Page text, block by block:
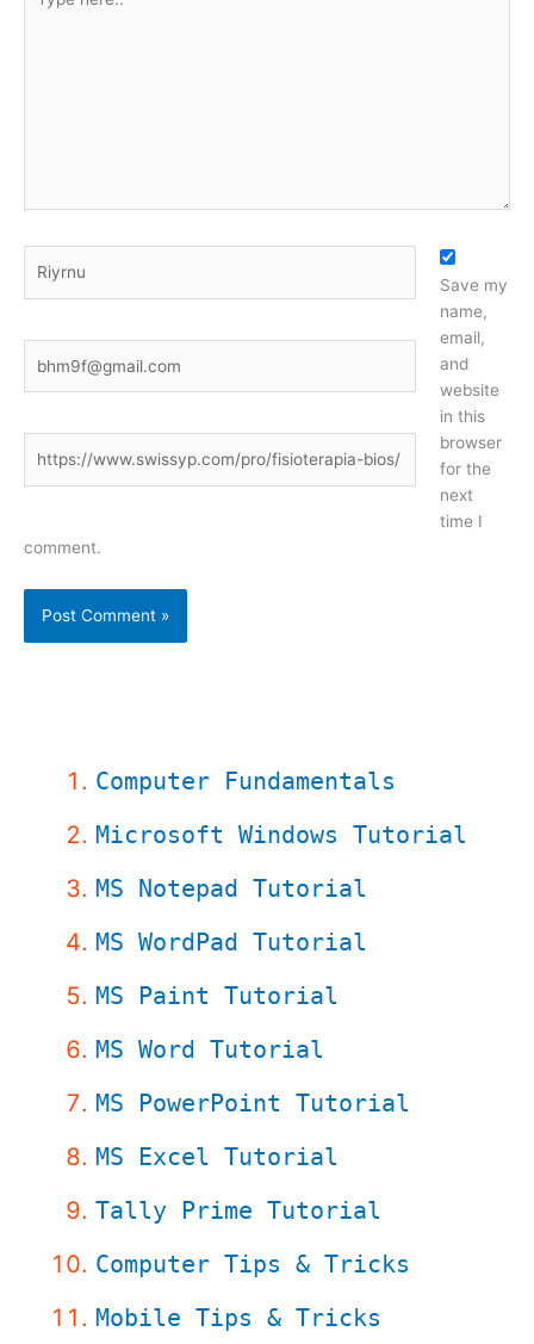
here..
Save my
name,
email,
and
website
in this
browser
for the
next
time I
comment.
Computer Fundamentals
Microsoft Windows Tutorial
MS Notepad Tutorial
MS WordPad Tutorial
MS Paint Tutorial
MS Word Tutorial
MS PowerPoint Tutorial
MS Excel Tutorial
Tally Prime Tutorial
Computer Tips & Tricks
Mobile Tips & Tricks